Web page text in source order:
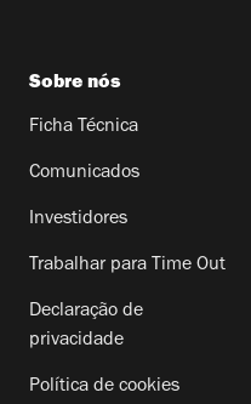
Sobre nós
Ficha Técnica
Comunicados
Investidores
Trabalhar para Time Out
Declaração de
privacidade
Política de cookies